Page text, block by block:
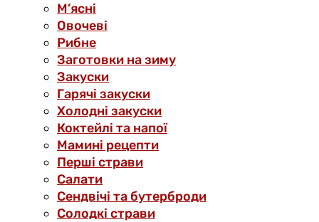
М’ясні
Овочеві
Рибне
Заготовки на зиму
Закуски
Гарячі закуски
Холодні закуски
Коктейлі та напої
Мамині рецепти
Перші страви
Салати
Сендвічі та бутерброди
Солодкі страви